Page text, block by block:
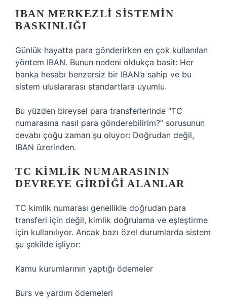
IBAN MERKEZLI SISTEMIN
BASKINLIĞI
Günlük hayatta para gönderirken en çok kullanılan
yöntem IBAN. Bunun nedeni oldukça basit: Her
banka hesabı benzersiz bir IBAN’a sahip ve bu
sistem uluslararası standartlara uyumlu.
Bu yüzden bireysel para transferlerinde “TC
numarasına nasıl para gönderebilirim?” sorusunun
cevabı çoğu zaman şu oluyor: Doğrudan değil,
IBAN üzerinden.
TC KIMLIK NUMARASININ
DEVREYE GIRDIĞI ALANLAR
TC kimlik numarası genellikle doğrudan para
transferi için değil, kimlik doğrulama ve eşleştirme
için kullanılıyor. Ancak bazı özel durumlarda sistem
şu şekilde işliyor:
Kamu kurumlarının yaptığı ödemeler
Burs ve yardım ödemeleri